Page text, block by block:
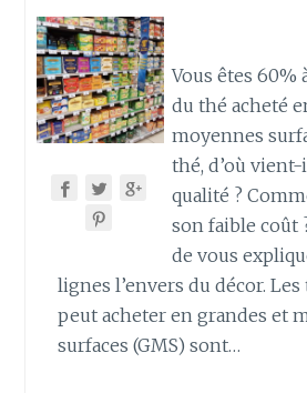
Vous êtes 60%
du thé acheté
moyennes
thé, d’où vient-
qualité ?
son faible coût
de vous
lignes l’envers du décor. Les
peut acheter en grandes et
surfaces (GMS) sont…